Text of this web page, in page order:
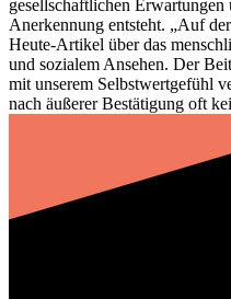
gesellschaftlichen Erwartungen
Anerkennung entsteht. „Auf
Heute-Artikel über das
und sozialem Ansehen. Der
mit unserem Selbstwertgefühl
nach äußerer Bestätigung oft